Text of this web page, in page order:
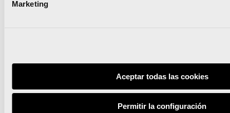
Marketing
Aceptar todas las cookies
Permitir la configuración
València, primera ciudad en celebrar un
Campeonato de Europa de Triatlón tras la